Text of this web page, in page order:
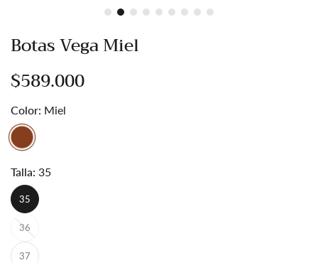
$649.000
Botas Vega Miel
$589.000
Color: Miel
Talla: 35
35
36
37